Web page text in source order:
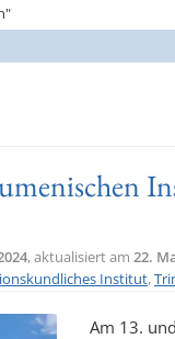
, aktualisiert am 22.
Institut,
Am 13.